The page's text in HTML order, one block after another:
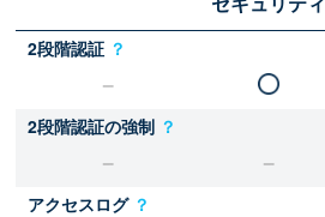
2段階認証 ？
2段階認証の強制 ？
アクセスログ ？